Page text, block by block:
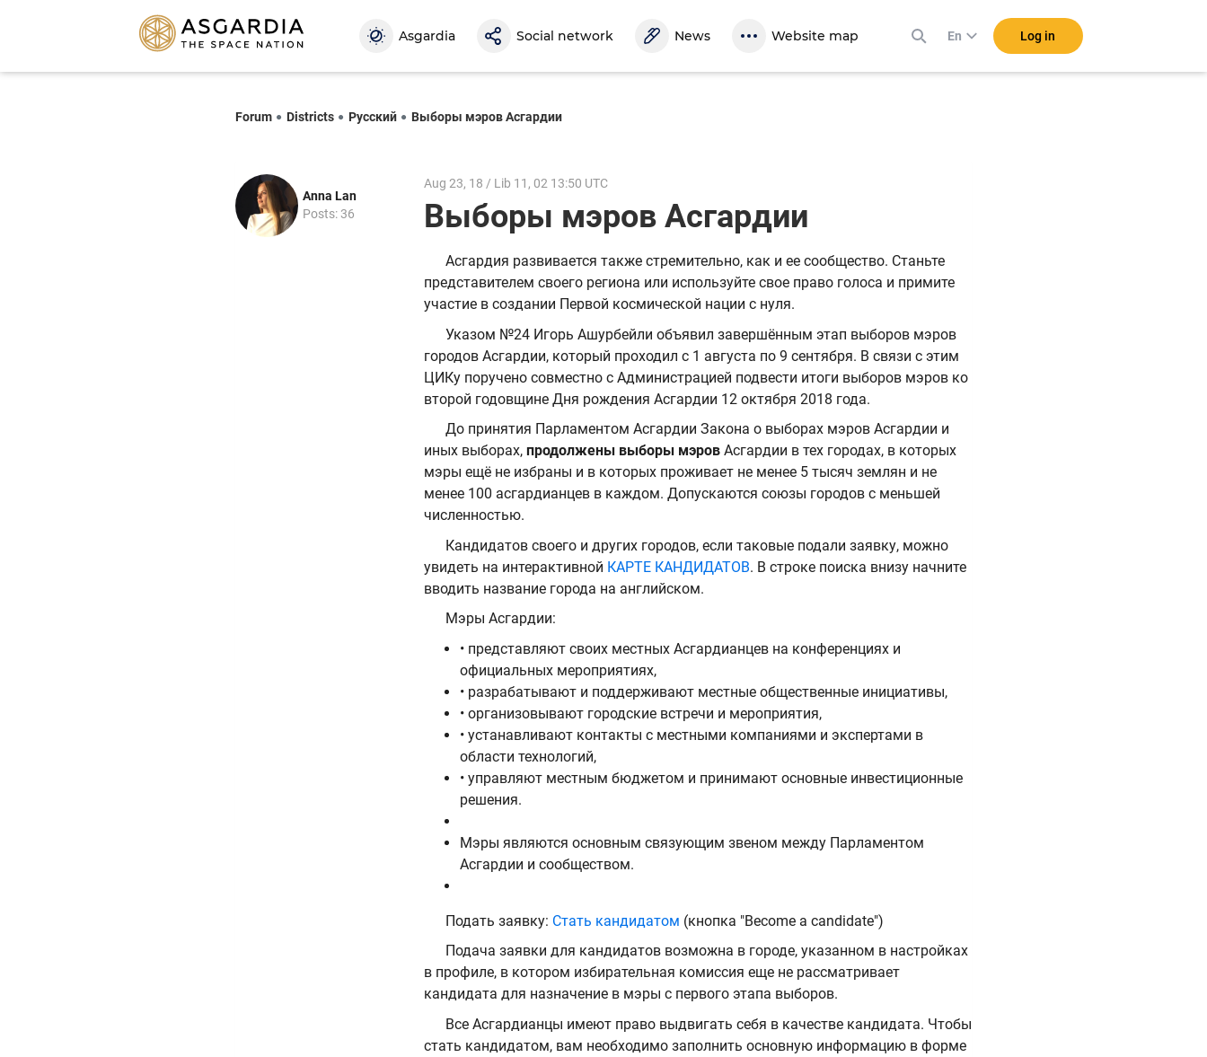
Asgardia Social network News Website map En Log in
Forum Districts Русский Выборы мэров Асгардии
Anna Lan
Posts: 36
Aug 23, 18 / Lib 11, 02 13:50 UTC
Выборы мэров Асгардии
Асгардия развивается также стремительно, как и ее сообщество. Станьте
представителем своего региона или используйте свое право голоса и примите
участие в создании Первой космической нации с нуля.
Указом №24 Игорь Ашурбейли объявил завершённым этап выборов мэров
городов Асгардии, который проходил с 1 августа по 9 сентября. В связи с этим
ЦИКу поручено совместно с Администрацией подвести итоги выборов мэров ко
второй годовщине Дня рождения Асгардии 12 октября 2018 года.
До принятия Парламентом Асгардии Закона о выборах мэров Асгардии и
иных выборах, продолжены выборы мэров Асгардии в тех городах, в которых
мэры ещё не избраны и в которых проживает не менее 5 тысяч землян и не
менее 100 асгардианцев в каждом. Допускаются союзы городов с меньшей
численностью.
Кандидатов своего и других городов, если таковые подали заявку, можно
увидеть на интерактивной КАРТЕ КАНДИДАТОВ. В строке поиска внизу начните
вводить название города на английском.
Мэры Асгардии:
• представляют своих местных Асгардианцев на конференциях и
официальных мероприятиях,
• разрабатывают и поддерживают местные общественные инициативы,
• организовывают городские встречи и мероприятия,
• устанавливают контакты с местными компаниями и экспертами в
области технологий,
• управляют местным бюджетом и принимают основные инвестиционные
решения.
Мэры являются основным связующим звеном между Парламентом
Асгардии и сообществом.
Подать заявку: Стать кандидатом (кнопка "Become a candidate")
Подача заявки для кандидатов возможна в городе, указанном в настройках
в профиле, в котором избирательная комиссия еще не рассматривает
кандидата для назначение в мэры с первого этапа выборов.
Все Асгардианцы имеют право выдвигать себя в качестве кандидата. Чтобы
стать кандидатом, вам необходимо заполнить основную информацию в форме